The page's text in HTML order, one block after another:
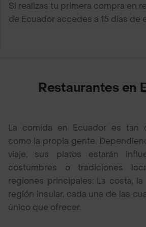
Si realizas tu primera compra en
de Ecuador accedes a 15 días de
Restaurantes en
La comida en Ecuador es tan
como la propia gente.
viaje, sus platos estarán
costumbres o tradiciones
regiones principales: La costa,
región insular, cada una de las
único que ofrecer.